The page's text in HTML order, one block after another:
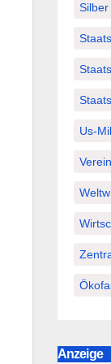
Silber
Us-
Anzeige